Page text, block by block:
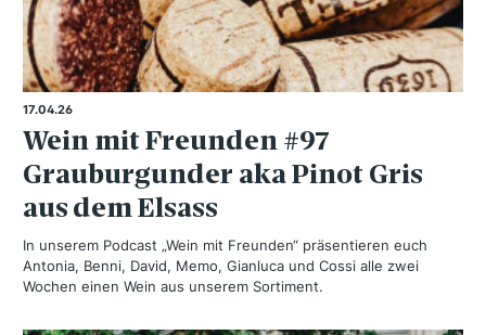
17.04.26
Wein mit Freunden #97
Grauburgunder aka Pinot Gris
aus dem Elsass
In unserem Podcast „Wein mit Freunden“ präsentieren euch
Antonia, Benni, David, Memo, Gianluca und Cossi alle zwei
Wochen einen Wein aus unserem Sortiment.